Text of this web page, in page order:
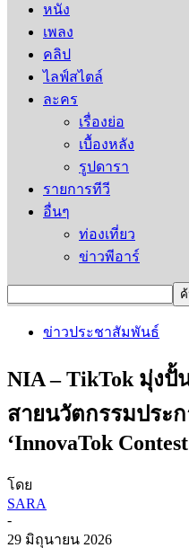
หนัง
เพลง
คลิป
ไลฟ์สไตล์
ละคร
เรื่องย่อ
เบื้องหลัง
รูปดารา
รายการทีวี
อื่นๆ
ท่องเที่ยว
ข่าวพีอาร์
ข่าวประชาสัมพันธ์
NIA – TikTok มุ่ง
สายนวัตกรรมประ
‘InnovaTok Contest
โดย
SARA
-
29 มิถุนายน 2026